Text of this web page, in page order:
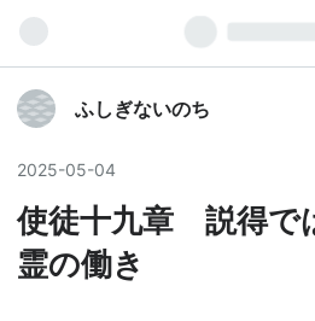
ふしぎないのち
2025-05-04
使徒十九章 説得で
霊の働き